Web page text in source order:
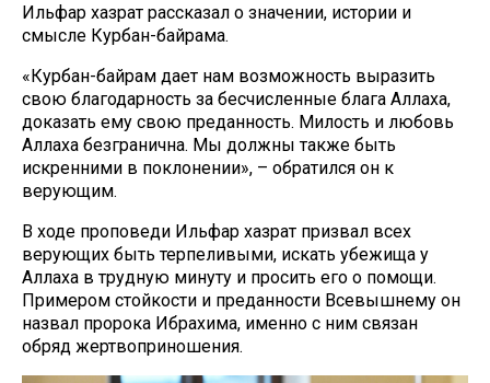
Ильфар хазрат рассказал о значении, истории и
смысле Курбан-байрама.
«Курбан-байрам дает нам возможность выразить
свою благодарность за бесчисленные блага Аллаха,
доказать ему свою преданность. Милость и любовь
Аллаха безгранична. Мы должны также быть
искренними в поклонении», – обратился он к
верующим.
В ходе проповеди Ильфар хазрат призвал всех
верующих быть терпеливыми, искать убежища у
Аллаха в трудную минуту и просить его о помощи.
Примером стойкости и преданности Всевышнему он
назвал пророка Ибрахима, именно с ним связан
обряд жертвоприношения.